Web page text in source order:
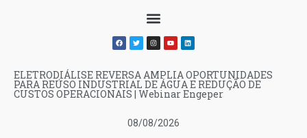
08/08/2026
ELETRODIÁLISE REVERSA AMPLIA OPORTUNIDADES
PARA REÚSO INDUSTRIAL DE ÁGUA E REDUÇÃO DE
CUSTOS OPERACIONAIS | Webinar Engeper